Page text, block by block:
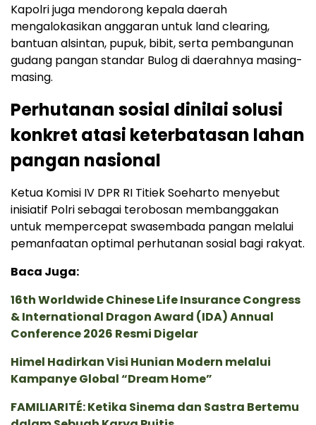
Kapolri juga mendorong kepala daerah
mengalokasikan anggaran untuk land clearing,
bantuan alsintan, pupuk, bibit, serta pembangunan
gudang pangan standar Bulog di daerahnya masing-
masing.
Perhutanan sosial dinilai solusi
konkret atasi keterbatasan lahan
pangan nasional
Ketua Komisi IV DPR RI Titiek Soeharto menyebut
inisiatif Polri sebagai terobosan membanggakan
untuk mempercepat swasembada pangan melalui
pemanfaatan optimal perhutanan sosial bagi rakyat.
Baca Juga:
16th Worldwide Chinese Life Insurance Congress
& International Dragon Award (IDA) Annual
Conference 2026 Resmi Digelar
Himel Hadirkan Visi Hunian Modern melalui
Kampanye Global “Dream Home”
FAMILIARITÉ: Ketika Sinema dan Sastra Bertemu